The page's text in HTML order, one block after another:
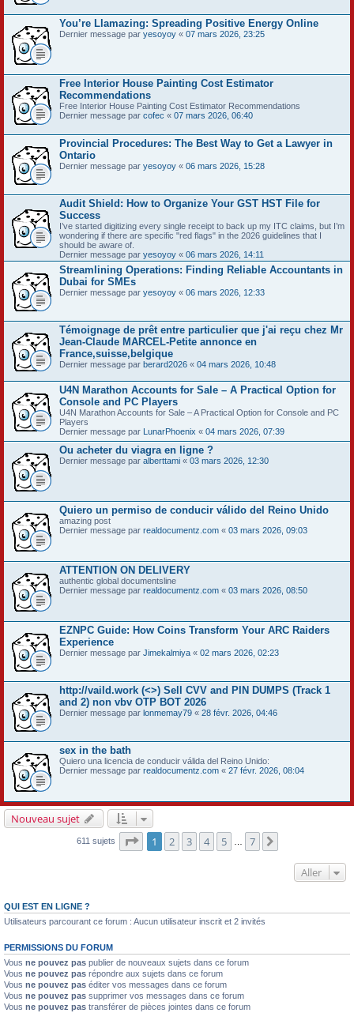
You’re Llamazing: Spreading Positive Energy Online
Dernier message par yesoyoy « 07 mars 2026, 23:25
Free Interior House Painting Cost Estimator
Recommendations
Free Interior House Painting Cost Estimator Recommendations
Dernier message par cofec « 07 mars 2026, 06:40
Provincial Procedures: The Best Way to Get a Lawyer in
Ontario
Dernier message par yesoyoy « 06 mars 2026, 15:28
Audit Shield: How to Organize Your GST HST File for
Success
I’ve started digitizing every single receipt to back up my ITC claims, but I’m
wondering if there are specific "red flags" in the 2026 guidelines that I
should be aware of.
Dernier message par yesoyoy « 06 mars 2026, 14:11
Streamlining Operations: Finding Reliable Accountants in
Dubai for SMEs
Dernier message par yesoyoy « 06 mars 2026, 12:33
Témoignage de prêt entre particulier que j'ai reçu chez Mr
Jean-Claude MARCEL-Petite annonce en
France,suisse,belgique
Dernier message par berard2026 « 04 mars 2026, 10:48
U4N Marathon Accounts for Sale – A Practical Option for
Console and PC Players
U4N Marathon Accounts for Sale – A Practical Option for Console and PC
Players
Dernier message par LunarPhoenix « 04 mars 2026, 07:39
Ou acheter du viagra en ligne ?
Dernier message par alberttami « 03 mars 2026, 12:30
Quiero un permiso de conducir válido del Reino Unido
amazing post
Dernier message par realdocumentz.com « 03 mars 2026, 09:03
ATTENTION ON DELIVERY
authentic global documentsline
Dernier message par realdocumentz.com « 03 mars 2026, 08:50
EZNPC Guide: How Coins Transform Your ARC Raiders
Experience
Dernier message par Jimekalmiya « 02 mars 2026, 02:23
http://vaild.work (<>) Sell CVV and PIN DUMPS (Track 1
and 2) non vbv OTP BOT 2026
Dernier message par lonmemay79 « 28 févr. 2026, 04:46
sex in the bath
Quiero una licencia de conducir válida del Reino Unido:
Dernier message par realdocumentz.com « 27 févr. 2026, 08:04
Nouveau sujet
611 sujets Page sur7
1 2 3 4 5 7
Aller
QUI EST EN LIGNE ?
Utilisateurs parcourant ce forum : Aucun utilisateur inscrit et 2 invités
PERMISSIONS DU FORUM
Vous ne pouvez pas publier de nouveaux sujets dans ce forum
Vous ne pouvez pas répondre aux sujets dans ce forum
Vous ne pouvez pas éditer vos messages dans ce forum
Vous ne pouvez pas supprimer vos messages dans ce forum
Vous ne pouvez pas transférer de pièces jointes dans ce forum